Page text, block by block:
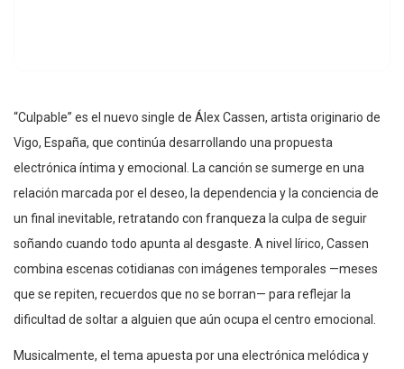
“Culpable” es el nuevo single de Álex Cassen, artista originario de
Vigo, España, que continúa desarrollando una propuesta
electrónica íntima y emocional. La canción se sumerge en una
relación marcada por el deseo, la dependencia y la conciencia de
un final inevitable, retratando con franqueza la culpa de seguir
soñando cuando todo apunta al desgaste. A nivel lírico, Cassen
combina escenas cotidianas con imágenes temporales —meses
que se repiten, recuerdos que no se borran— para reflejar la
dificultad de soltar a alguien que aún ocupa el centro emocional.
Musicalmente, el tema apuesta por una electrónica melódica y